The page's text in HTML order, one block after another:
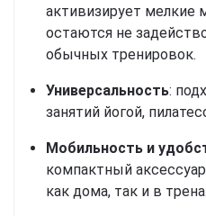
активизирует
остаются не
обычных тренировок.
Универсальность:
занятий йогой,
Мобильность и
компактный
как дома, так и в